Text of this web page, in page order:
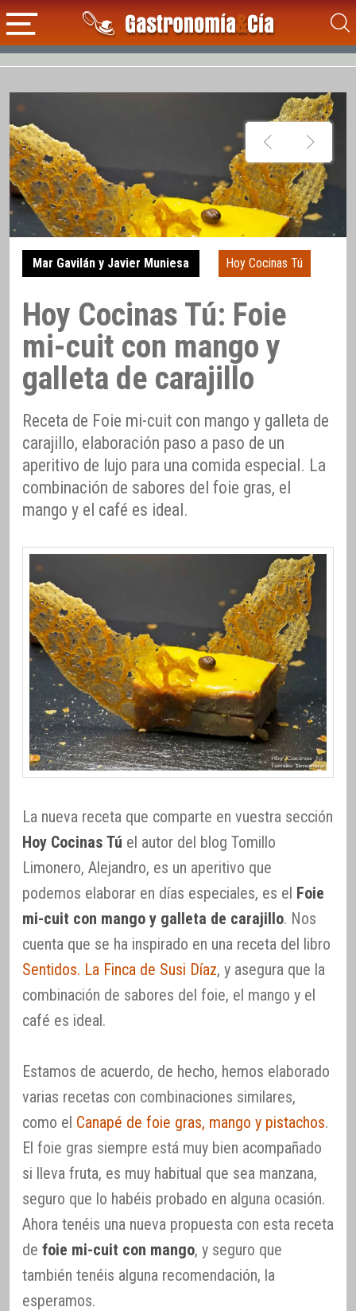
Mar Gavilán y Javier Muniesa Hoy Cocinas Tú
Hoy Cocinas Tú: Foie
mi-cuit con mango y
galleta de carajillo
Receta de Foie mi-cuit con mango y galleta de
carajillo, elaboración paso a paso de un
aperitivo de lujo para una comida especial. La
combinación de sabores del foie gras, el
mango y el café es ideal.
La nueva receta que comparte en vuestra sección
Hoy Cocinas Tú el autor del blog Tomillo
Limonero, Alejandro, es un aperitivo que
podemos elaborar en días especiales, es el Foie
mi-cuit con mango y galleta de carajillo. Nos
cuenta que se ha inspirado en una receta del libro
Sentidos. La Finca de Susi Díaz, y asegura que la
combinación de sabores del foie, el mango y el
café es ideal.
Estamos de acuerdo, de hecho, hemos elaborado
varias recetas con combinaciones similares,
como el Canapé de foie gras, mango y pistachos.
El foie gras siempre está muy bien acompañado
si lleva fruta, es muy habitual que sea manzana,
seguro que lo habéis probado en alguna ocasión.
Ahora tenéis una nueva propuesta con esta receta
de foie mi-cuit con mango, y seguro que
también tenéis alguna recomendación, la
esperamos.